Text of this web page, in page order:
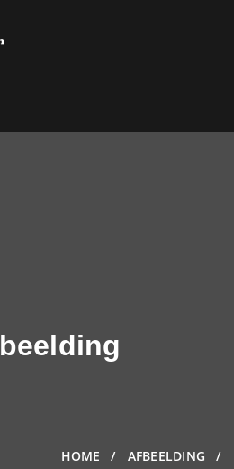
HOME AFBEELDING